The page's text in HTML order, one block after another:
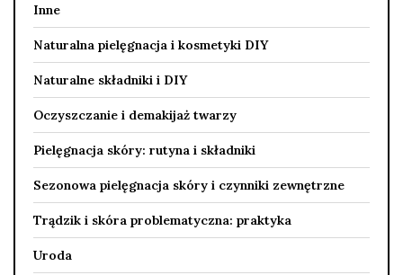
Inne
Naturalna pielęgnacja i kosmetyki DIY
Naturalne składniki i DIY
Oczyszczanie i demakijaż twarzy
Pielęgnacja skóry: rutyna i składniki
Sezonowa pielęgnacja skóry i czynniki zewnętrzne
Trądzik i skóra problematyczna: praktyka
Uroda